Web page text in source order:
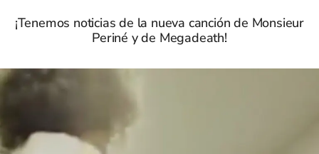
¡Tenemos noticias de la nueva canción de Monsieur
Periné y de Megadeath!